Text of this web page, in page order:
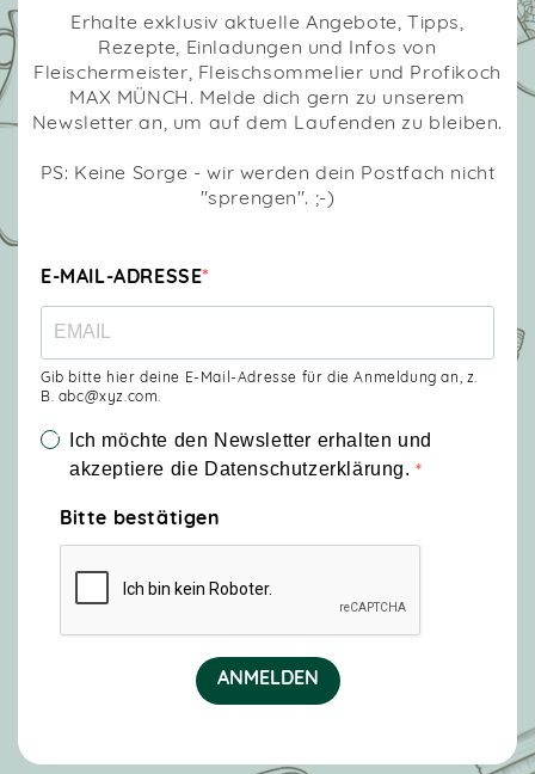
Erhalte exklusiv aktuelle Angebote, Tipps,
Rezepte, Einladungen und Infos von
Fleischermeister, Fleischsommelier und Profikoch
MAX MÜNCH. Melde dich gern zu unserem
Newsletter an, um auf dem Laufenden zu bleiben.
PS: Keine Sorge - wir werden dein Postfach nicht
"sprengen". ;-)
E-MAIL-ADRESSE
Gib bitte hier deine E-Mail-Adresse für die Anmeldung an, z.
B. abc@xyz.com.
Ich möchte den Newsletter erhalten und
akzeptiere die Datenschutzerklärung.
Bitte bestätigen
ANMELDEN